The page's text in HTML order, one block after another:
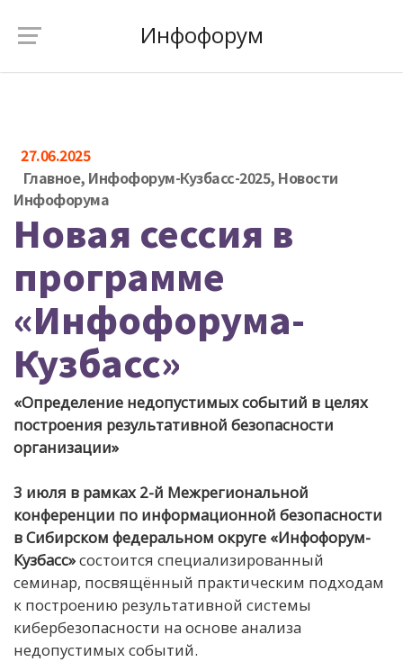
Инфофорум
27.06.2025
Главное, Инфофорум-Кузбасс-2025, Новости
Инфофорума
Новая сессия в
программе
«Инфофорума-
Кузбасс»
«Определение недопустимых событий в целях
построения результативной безопасности
организации»
3 июля в рамках 2-й Межрегиональной
конференции по информационной безопасности
в Сибирском федеральном округе «Инфофорум-
Кузбасс»состоится специализированный
семинар, посвящённый практическим подходам
к построению результативной системы
кибербезопасности на основе анализа
недопустимых событий.